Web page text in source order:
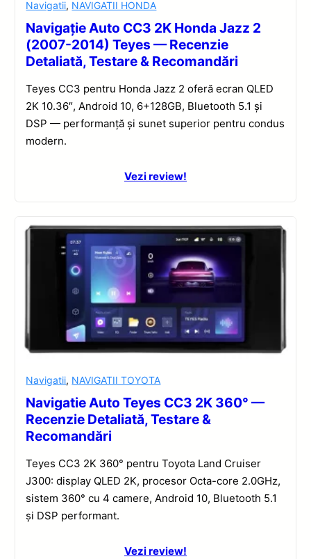
Navigatii, NAVIGATII HONDA
Navigație Auto CC3 2K Honda Jazz 2
(2007-2014) Teyes — Recenzie
Detaliată, Testare & Recomandări
Teyes CC3 pentru Honda Jazz 2 oferă ecran QLED
2K 10.36″, Android 10, 6+128GB, Bluetooth 5.1 și
DSP — performanță și sunet superior pentru condus
modern.
Vezi review!
Navigatii, NAVIGATII TOYOTA
Navigatie Auto Teyes CC3 2K 360° —
Recenzie Detaliată, Testare &
Recomandări
Teyes CC3 2K 360° pentru Toyota Land Cruiser
J300: display QLED 2K, procesor Octa-core 2.0GHz,
sistem 360° cu 4 camere, Android 10, Bluetooth 5.1
și DSP performant.
Vezi review!